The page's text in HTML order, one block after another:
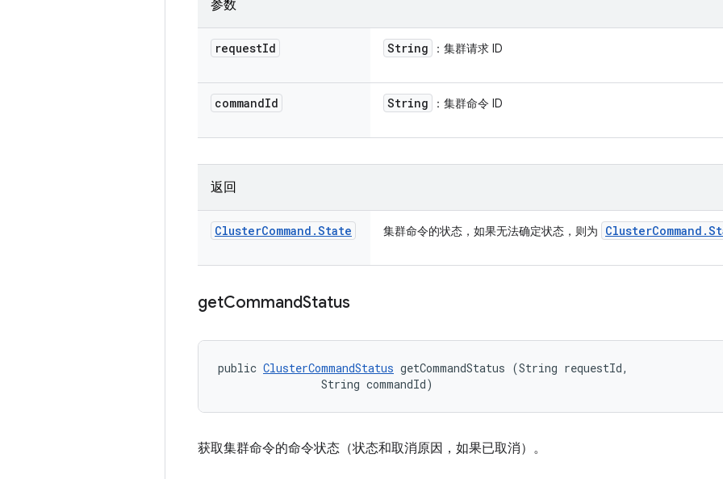
参数
requestId String ：集群请求 ID
commandId String ：集群命令 ID
返回
ClusterCommand .State 集群命令的状态，如果无法确定状态，则为 ClusterCommand .
getCommandStatus
public ClusterCommandStatus getCommandStatus (String requestId,
                String commandId)
获取集群命令的命令状态（状态和取消原因，如果已取消）。